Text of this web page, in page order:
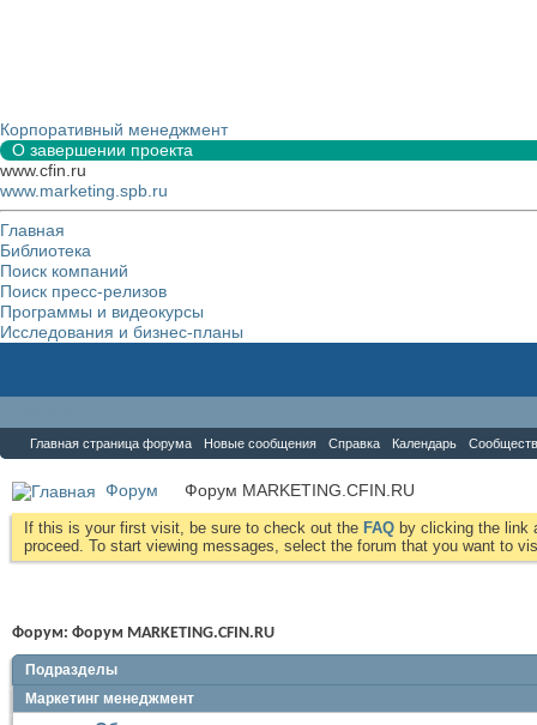
Корпоративный менеджмент
О завершении проекта
www.cfin.ru
www.marketing.spb.ru
Главная
Библиотека
Поиск компаний
Поиск пресс-релизов
Программы и видеокурсы
Исследования и бизнес-планы
Главная страница форума Новые сообщения Справка Календарь
Форум Форум MARKETING.CFIN.RU
If this is your first visit, be sure to check out the FAQ by clicking the link
proceed. To start viewing messages, select the forum that you want to
Форум: Форум MARKETING.CFIN.RU
Подразделы
Маркетинг менеджмент